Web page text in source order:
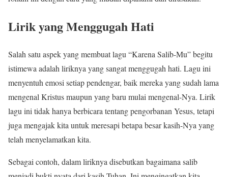
Lirik yang Menggugah Hati
Salah satu aspek yang membuat lagu “Karena Salib-Mu” begitu
istimewa adalah liriknya yang sangat menggugah hati. Lagu ini
menyentuh emosi setiap pendengar, baik mereka yang sudah lama
mengenal Kristus maupun yang baru mulai mengenal-Nya. Lirik
lagu ini tidak hanya berbicara tentang pengorbanan Yesus, tetapi
juga mengajak kita untuk meresapi betapa besar kasih-Nya yang
telah menyelamatkan kita.
Sebagai contoh, dalam liriknya disebutkan bagaimana salib